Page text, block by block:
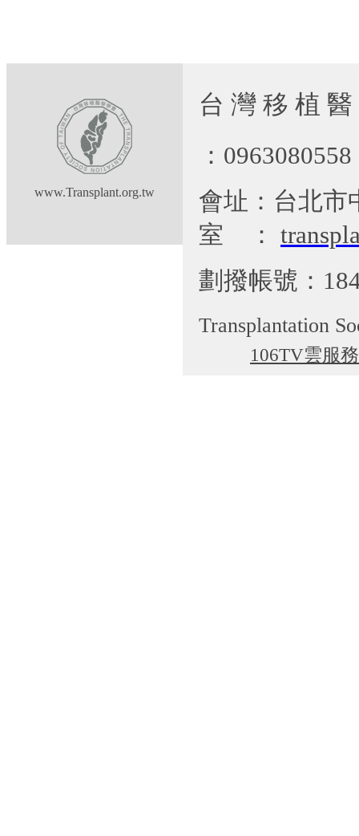
www.Transplant.org.tw
台 灣 移 植
：
會址：台北市
室
：
劃撥帳號：
Transplantation
106TV雲服務